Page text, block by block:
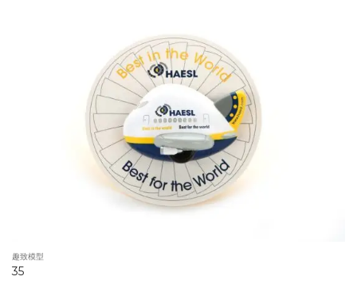
趣致模型
35